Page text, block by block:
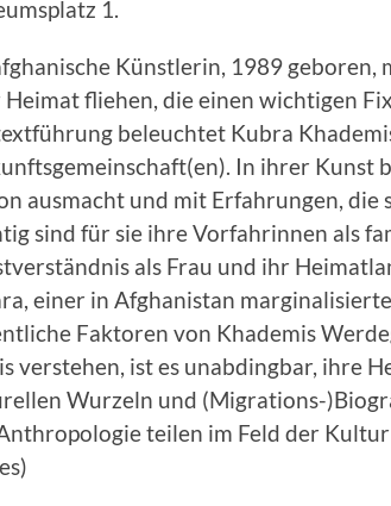
1.
Künstlerin, 1989 geboren,
fliehen, die einen wichtigen
beleuchtet Kubra
In ihrer Kunst
ausmacht und mit Erfahrungen, die
sind für sie ihre Vorfahrinnen als
als Frau und ihr
einer in Afghanistan
Faktoren von Khademis
verstehen, ist es unabdingbar, ihre
Wurzeln und (Migrations-
teilen im Feld der